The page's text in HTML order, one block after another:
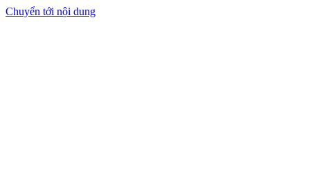
Chuyển tới nội dung